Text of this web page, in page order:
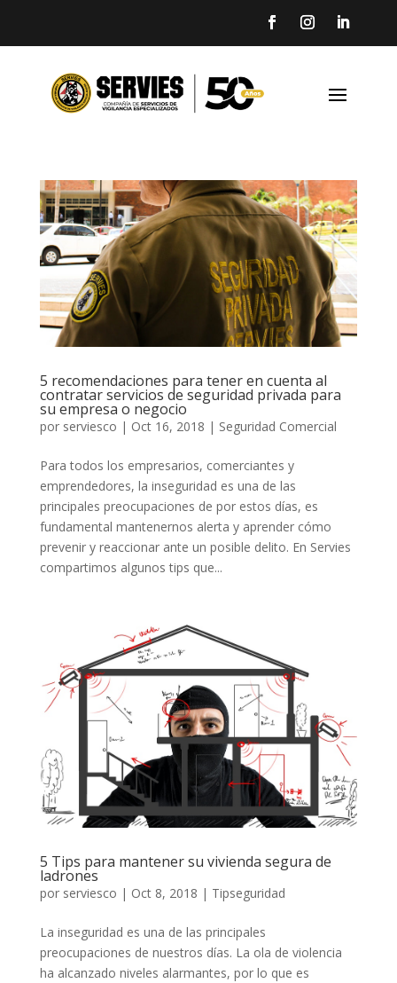
5 recomendaciones para tener en cuenta al
contratar servicios de seguridad privada para
su empresa o negocio
por serviesco | Oct 16, 2018 | Seguridad Comercial
Para todos los empresarios, comerciantes y
emprendedores, la inseguridad es una de las
principales preocupaciones de por estos días, es
fundamental mantenernos alerta y aprender cómo
prevenir y reaccionar ante un posible delito. En Servies
compartimos algunos tips que...
5 Tips para mantener su vivienda segura de
ladrones
por serviesco | Oct 8, 2018 | Tipseguridad
La inseguridad es una de las principales
preocupaciones de nuestros días. La ola de violencia
ha alcanzado niveles alarmantes, por lo que es